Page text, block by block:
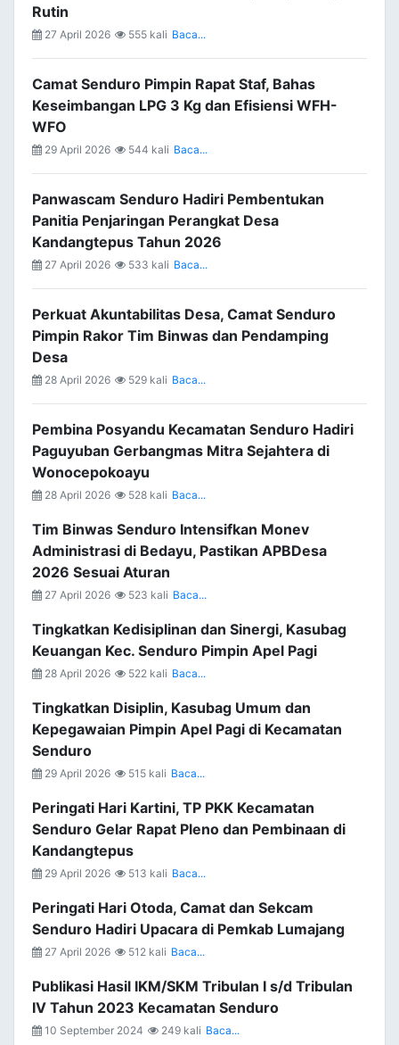
Rutin
27 April 2026 555 kali Baca...
Camat Senduro Pimpin Rapat Staf, Bahas
Keseimbangan LPG 3 Kg dan Efisiensi WFH-
WFO
29 April 2026 544 kali Baca...
Panwascam Senduro Hadiri Pembentukan
Panitia Penjaringan Perangkat Desa
Kandangtepus Tahun 2026
27 April 2026 533 kali Baca...
Perkuat Akuntabilitas Desa, Camat Senduro
Pimpin Rakor Tim Binwas dan Pendamping
Desa
28 April 2026 529 kali Baca...
Pembina Posyandu Kecamatan Senduro Hadiri
Paguyuban Gerbangmas Mitra Sejahtera di
Wonocepokoayu
28 April 2026 528 kali Baca...
Tim Binwas Senduro Intensifkan Monev
Administrasi di Bedayu, Pastikan APBDesa
2026 Sesuai Aturan
27 April 2026 523 kali Baca...
Tingkatkan Kedisiplinan dan Sinergi, Kasubag
Keuangan Kec. Senduro Pimpin Apel Pagi
28 April 2026 522 kali Baca...
Tingkatkan Disiplin, Kasubag Umum dan
Kepegawaian Pimpin Apel Pagi di Kecamatan
Senduro
29 April 2026 515 kali Baca...
Peringati Hari Kartini, TP PKK Kecamatan
Senduro Gelar Rapat Pleno dan Pembinaan di
Kandangtepus
29 April 2026 513 kali Baca...
Peringati Hari Otoda, Camat dan Sekcam
Senduro Hadiri Upacara di Pemkab Lumajang
27 April 2026 512 kali Baca...
Publikasi Hasil IKM/SKM Tribulan I s/d Tribulan
IV Tahun 2023 Kecamatan Senduro
10 September 2024 249 kali Baca...